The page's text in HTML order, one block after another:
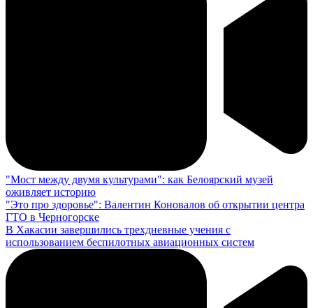
"Мост между двумя культурами": как Белоярский музей
оживляет историю
"Это про здоровье": Валентин Коновалов об открытии центра
ГТО в Черногорске
В Хакасии завершились трехдневные учения с
использованием беспилотных авиационных систем